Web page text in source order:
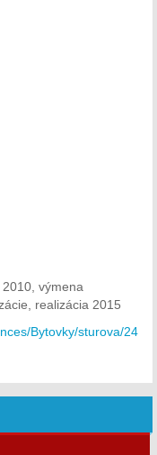
výmena
realizácia 2015
Bytovky/sturova/24